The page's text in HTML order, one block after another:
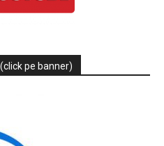
pe banner)